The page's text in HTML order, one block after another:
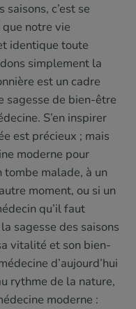
c’est se
notre vie
identique toute
simplement la
est un cadre
sagesse de bien-être
S’en inspirer
est précieux ; mais
moderne pour
tombe malade, à un
moment, ou si un
qu’il faut
sagesse des saisons
vitalité et son bien-
d’aujourd’hui
rythme de la nature,
moderne :